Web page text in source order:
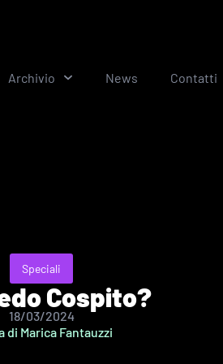
Archivio News Contatti
Speciali
Cospito?
18/03/2024
di Marica Fantauzzi